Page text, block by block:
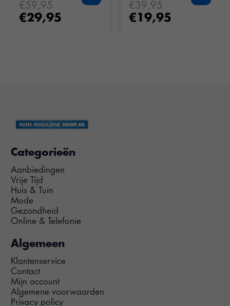
€59,95
€29,95
€39,95
€19,95
Categorieën
Aanbiedingen
Vrije Tijd
Huis & Tuin
Mode
Gezondheid
Online & Telefonie
Algemeen
Klantenservice
Contact
Mijn account
Algemene voorwaarden
Privacy policy